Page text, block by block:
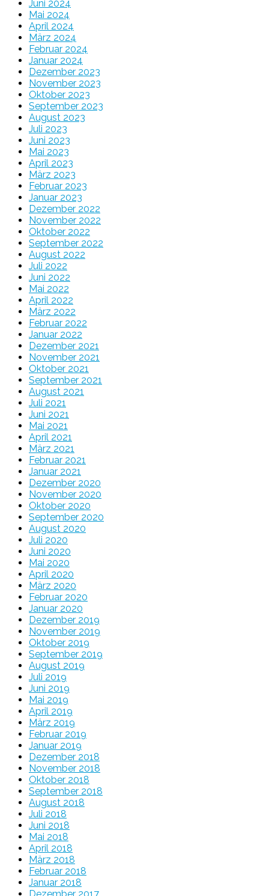
Juni 2024
Mai 2024
April 2024
März 2024
Februar 2024
Januar 2024
Dezember 2023
November 2023
Oktober 2023
September 2023
August 2023
Juli 2023
Juni 2023
Mai 2023
April 2023
März 2023
Februar 2023
Januar 2023
Dezember 2022
November 2022
Oktober 2022
September 2022
August 2022
Juli 2022
Juni 2022
Mai 2022
April 2022
März 2022
Februar 2022
Januar 2022
Dezember 2021
November 2021
Oktober 2021
September 2021
August 2021
Juli 2021
Juni 2021
Mai 2021
April 2021
März 2021
Februar 2021
Januar 2021
Dezember 2020
November 2020
Oktober 2020
September 2020
August 2020
Juli 2020
Juni 2020
Mai 2020
April 2020
März 2020
Februar 2020
Januar 2020
Dezember 2019
November 2019
Oktober 2019
September 2019
August 2019
Juli 2019
Juni 2019
Mai 2019
April 2019
März 2019
Februar 2019
Januar 2019
Dezember 2018
November 2018
Oktober 2018
September 2018
August 2018
Juli 2018
Juni 2018
Mai 2018
April 2018
März 2018
Februar 2018
Januar 2018